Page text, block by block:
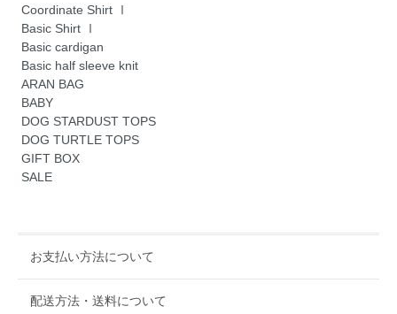
Coordinate Shirt Ⅰ
Basic Shirt Ⅰ
Basic cardigan
Basic half sleeve knit
ARAN BAG
BABY
DOG STARDUST TOPS
DOG TURTLE TOPS
GIFT BOX
SALE
お支払い方法について
配送方法・送料について